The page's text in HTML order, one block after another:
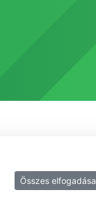
Összes elfogadása